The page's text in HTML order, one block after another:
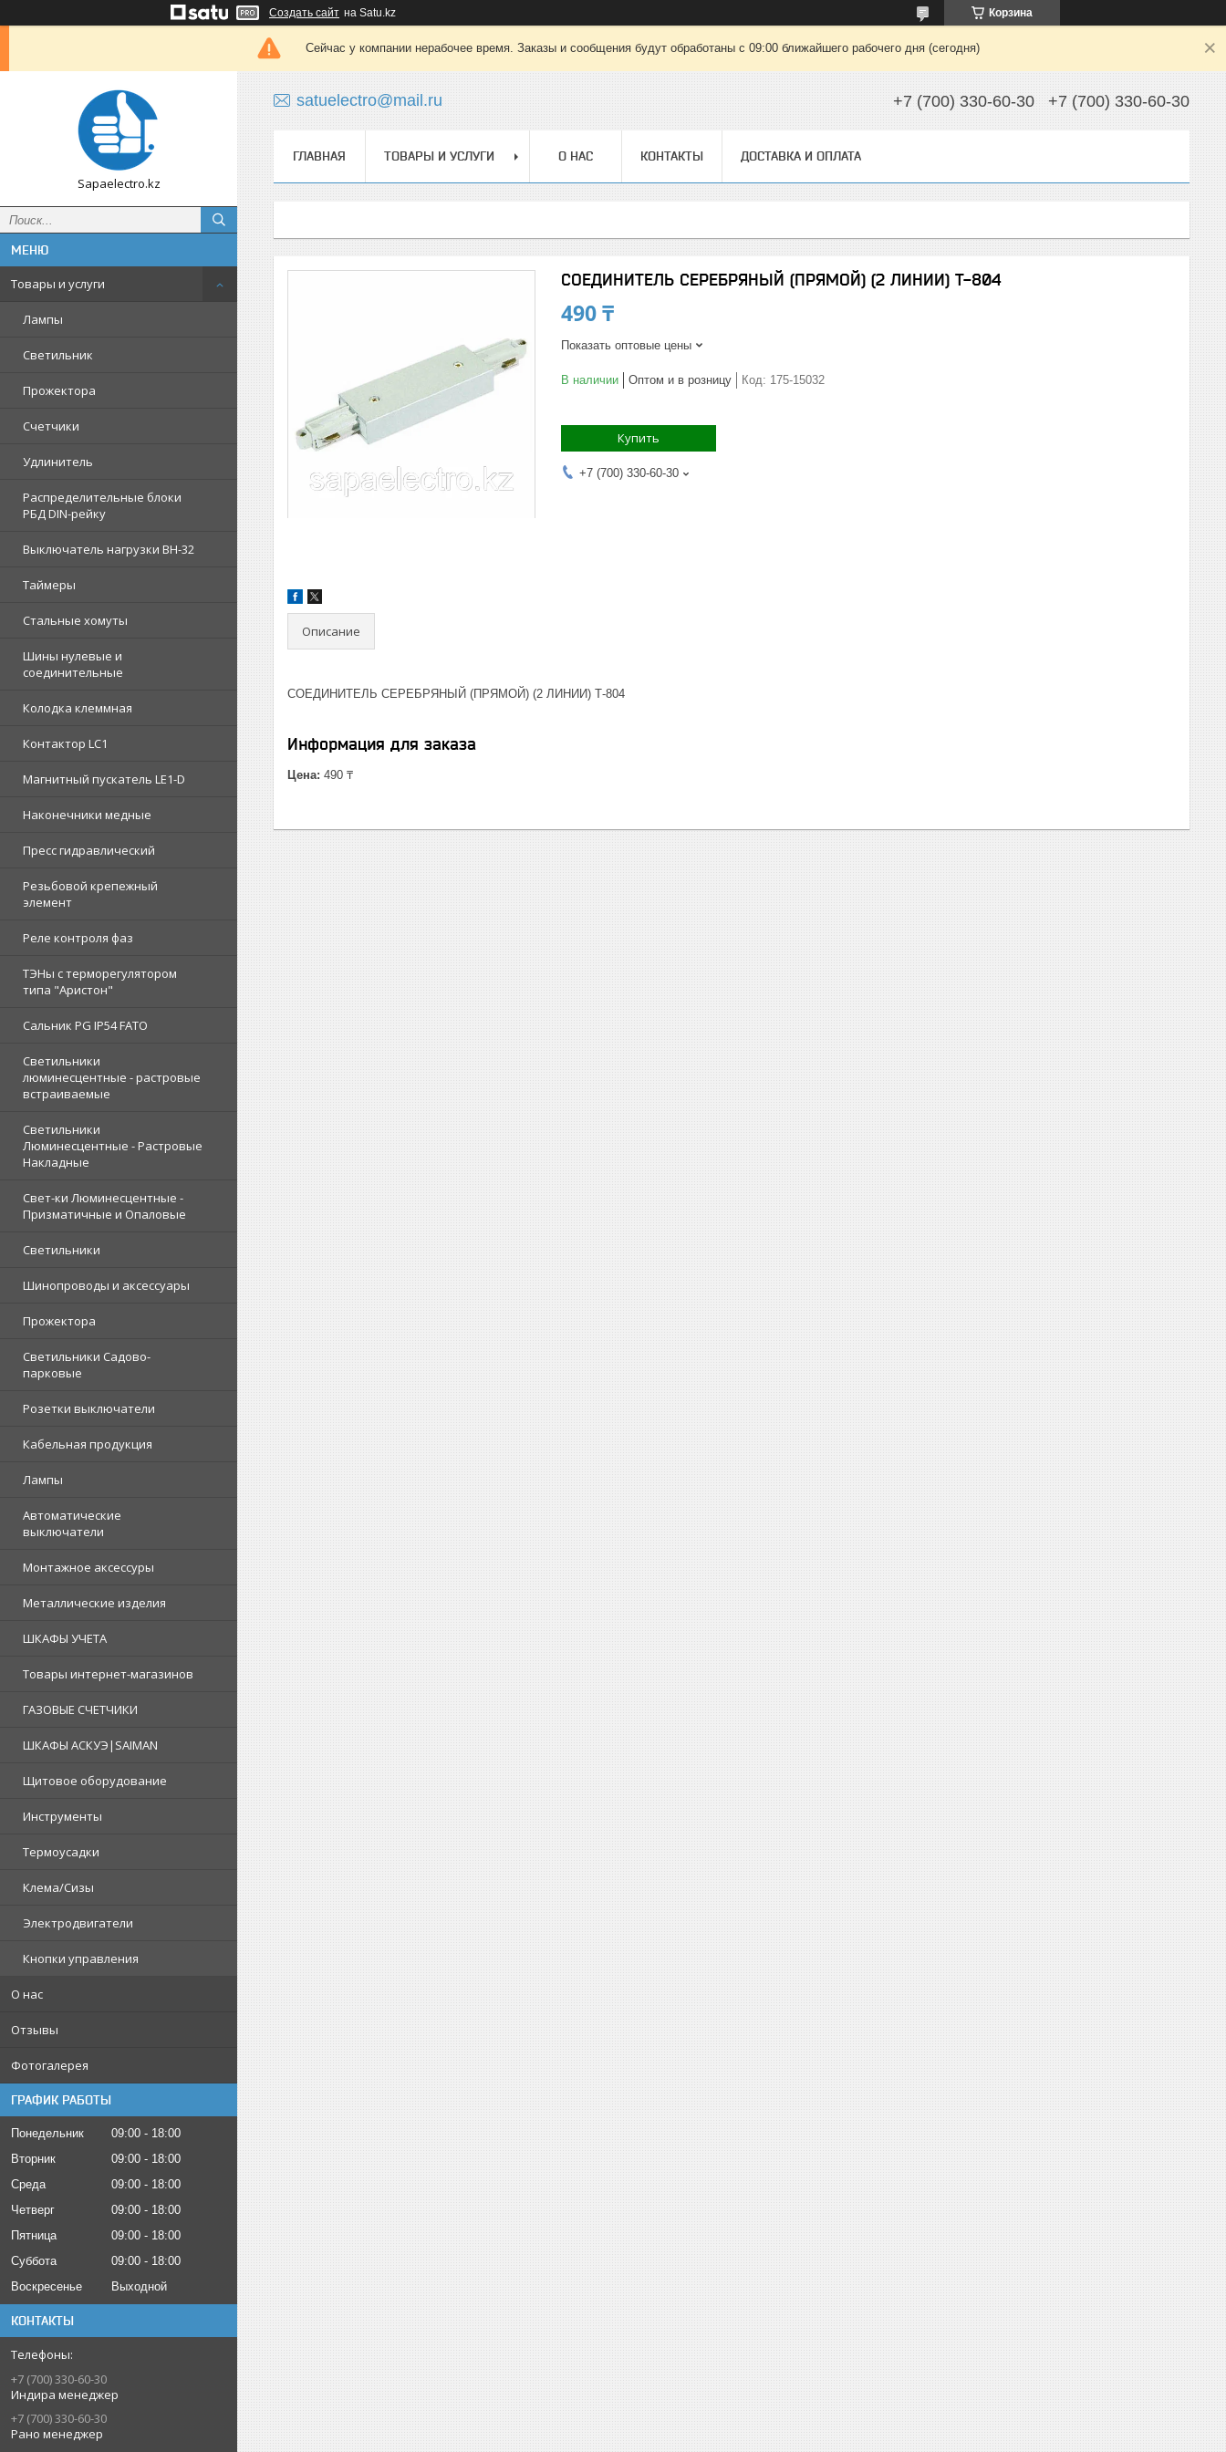
Создать сайт на Satu.kz Корзина
Сейчас у компании нерабочее время. Заказы и сообщения будут обработаны с 09:00 ближайшего рабочего дня (сегодня)
Sapaelectro.kz
Товары и услуги
Лампы
Светильник
Прожектора
Счетчики
Удлинитель
Распределительные блоки
РБД DIN-рейку
Выключатель нагрузки ВН-32
Таймеры
Стальные хомуты
Шины нулевые и
соединительные
Колодка клеммная
Контактор LC1
Магнитный пускатель LE1-D
Наконечники медные
Пресс гидравлический
Резьбовой крепежный
элемент
Реле контроля фаз
ТЭНы с терморегулятором
типа "Аристон"
Сальник PG IP54 FATO
Светильники
люминесцентные - растровые
встраиваемые
Светильники
Люминесцентные - Растровые
Накладные
Свет-ки Люминесцентные -
Призматичные и Опаловые
Светильники
Шинопроводы и аксессуары
Прожектора
Светильники Садово-
парковые
Розетки выключатели
Кабельная продукция
Лампы
Автоматические
выключатели
Монтажное аксессуры
Металлические изделия
ШКАФЫ УЧЕТА
Товары интернет-магазинов
ГАЗОВЫЕ СЧЕТЧИКИ
ШКАФЫ АСКУЭ|SAIMAN
Щитовое оборудование
Инструменты
Термоусадки
Клема/Сизы
Электродвигатели
Кнопки управления
О нас
Отзывы
Фотогалерея
ГРАФИК РАБОТЫ
Понедельник 09:00
18:00
Вторник
09:00
18:00
Среда
09:00
18:00
Четверг
09:00
18:00
Пятница
09:00
18:00
Суббота
09:00
18:00
Воскресенье
Выходной
КОНТАКТЫ
+7 (700) 330-60-30
Индира менеджер
+7 (700) 330-60-30
Рано менеджер
satuelectro@mail.ru +7 (700) 330-60-30 +7 (700) 330-60-30
ГЛАВНАЯ ТОВАРЫ И УСЛУГИ О НАС КОНТАКТЫ ДОСТАВКА И ОПЛАТА
СОЕДИНИТЕЛЬ СЕРЕБРЯНЫЙ (ПРЯМОЙ) (2 ЛИНИИ) Т-804
490 ₸
Показать оптовые цены
В наличии Оптом и в розницу Код: 175-15032
Купить
+7 (700) 330-60-30
Описание
СОЕДИНИТЕЛЬ СЕРЕБРЯНЫЙ (ПРЯМОЙ) (2 ЛИНИИ) Т-804
Информация для заказа
Цена: 490 ₸